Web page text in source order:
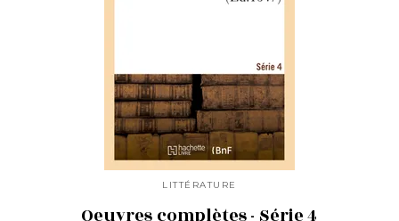
LITTÉRATURE
Oeuvres complètes - Série 4